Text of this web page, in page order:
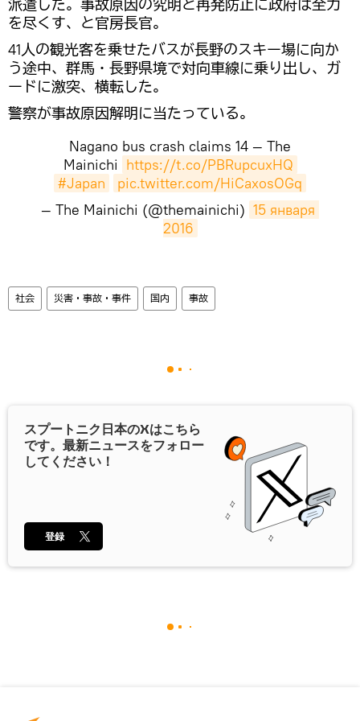
派遣した。事故原因の究明と再発防止に政府は全力
を尽くす、と官房長官。
41人の観光客を乗せたバスが長野のスキー場に向か
う途中、群馬・長野県境で対向車線に乗り出し、ガ
ードに激突、横転した。
警察が事故原因解明に当たっている。
Nagano bus crash claims 14 — The
Mainichi https://t.co/PBRupcuxHQ
#Japan
pic.twitter.com/HiCaxosOGq
— The Mainichi (@themainichi) 15 января
2016
社会 災害・事故・事件 国内 事故
スプートニク日本のXはこちら
です。最新ニュースをフォロー
してください！
登録